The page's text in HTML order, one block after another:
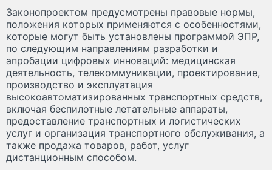
Законопроектом предусмотрены правовые нормы,
положения которых применяются с особенностями,
которые могут быть установлены программой ЭПР,
по следующим направлениям разработки и
апробации цифровых инноваций: медицинская
деятельность, телекоммуникации, проектирование,
производство и эксплуатация
высокоавтоматизированных транспортных средств,
включая беспилотные летательные аппараты,
предоставление транспортных и логистических
услуг и организация транспортного обслуживания, а
также продажа товаров, работ, услуг
дистанционным способом.